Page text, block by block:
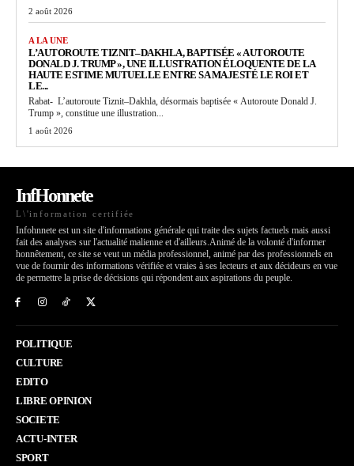
2 août 2026
A LA UNE
L’AUTOROUTE TIZNIT–DAKHLA, BAPTISÉE « AUTOROUTE
DONALD J. TRUMP », UNE ILLUSTRATION ÉLOQUENTE DE LA
HAUTE ESTIME MUTUELLE ENTRE SA MAJESTÉ LE ROI ET
LE...
Rabat- L’autoroute Tiznit–Dakhla, désormais baptisée « Autoroute Donald J.
Trump », constitue une illustration...
1 août 2026
InfHonnete
L\'information certifiée
Infohnnete est un site d'informations générale qui traite des sujets factuels mais aussi
fait des analyses sur l'actualité malienne et d'ailleurs.Animé de la volonté d'informer
honnêtement, ce site se veut un média professionnel, animé par des professionnels en
vue de fournir des informations vérifiée et vraies à ses lecteurs et aux décideurs en vue
de permettre la prise de décisions qui répondent aux aspirations du peuple.
POLITIQUE
CULTURE
EDITO
LIBRE OPINION
SOCIETE
ACTU-INTER
SPORT